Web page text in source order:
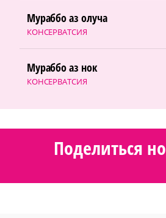
КОНСЕРВАТСИЯ
Мураббо аз олуча
КОНСЕРВАТСИЯ
Мураббо аз нок
Поделиться